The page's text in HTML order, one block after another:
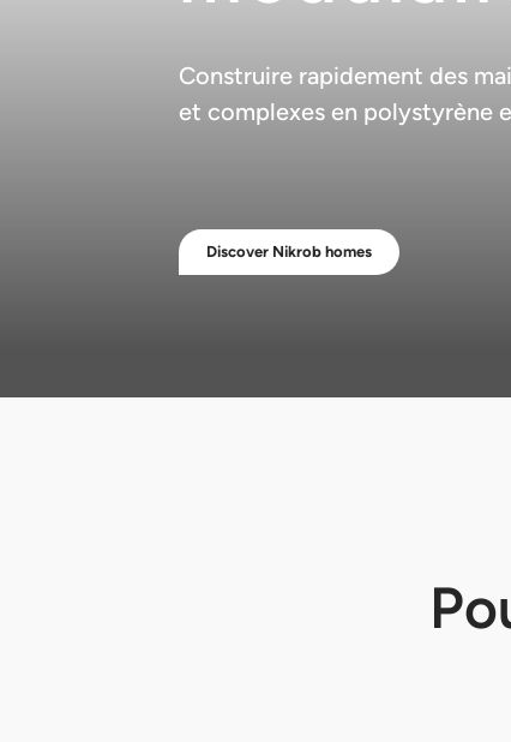
Construire rapidement des
et complexes en polystyrène
Discover Nikrob homes